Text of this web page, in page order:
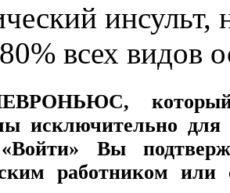
инсульт,
всех видов
,
исключительно для
Вы
работником или